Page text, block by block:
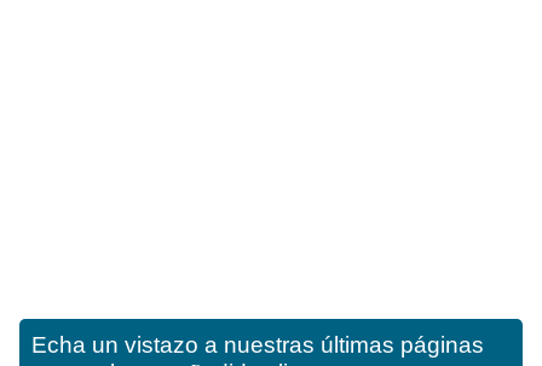
Echa un vistazo a nuestras últimas páginas